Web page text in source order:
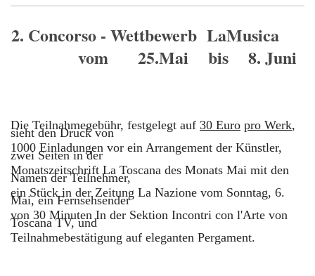
2. Concorso - Wettbewerb LaMusica
vom 25.Mai bis 8. Juni
Die Teilnahmegebühr, festgelegt auf 30 Euro pro Werk,
sieht den Druck von
1000 Einladungen vor ein Arrangement der Künstler,
zwei Seiten in der
Monatszeitschrift La Toscana des Monats Mai mit den
Namen der Teilnehmer,
ein Stück in der Zeitung La Nazione vom Sonntag, 6.
Mai, ein Fernsehsender
von 30 Minuten In der Sektion Incontri con l'Arte von
Toscana TV, und
Teilnahmebestätigung auf eleganten Pergament.